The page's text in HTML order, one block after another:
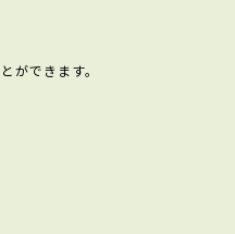
ができます。